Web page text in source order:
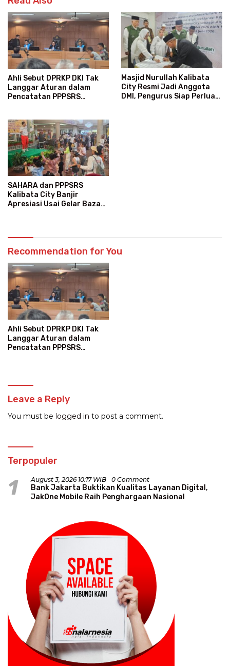
Ahli Sebut DPRKP DKI Tak
Langgar Aturan dalam
Pencatatan PPPSRS
Masjid Nurullah Kalibata
City Resmi Jadi Anggota
DMI, Pengurus Siap Perluas
SAHARA dan PPPSRS
Kalibata City Banjir
Apresiasi Usai Gelar Bazaar
Recommendation for You
Ahli Sebut DPRKP DKI Tak
Langgar Aturan dalam
Pencatatan PPPSRS
Leave a Reply
You must be logged in to post a comment.
Terpopuler
1 August 3, 2026 10:17 WIB 0 Comment
Bank Jakarta Buktikan Kualitas Layanan Digital,
JakOne Mobile Raih Penghargaan Nasional